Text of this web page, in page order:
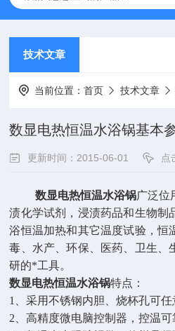
技术文章
当前位置：首页 技术文章
数显电热恒温水浴锅基本
更新时间：2015-06-01 点
数显电热恒温水浴锅广泛位
渍化学试剂，浸渍药品和生物制
浴恒温加热和其它温度试验，恒
毒、水产、环保、医药、卫生、
研的*工具。
数显电热恒温水浴锅特点：
1、采用不锈钢内胆、烧杯孔可任
2、高精度微电脑控制器，控温可